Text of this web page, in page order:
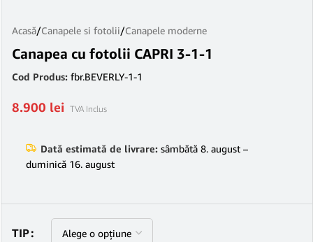
Acasă/Canapele si fotolii/Canapele moderne
Canapea cu fotolii CAPRI 3-1-1
Cod Produs: fbr.BEVERLY-1-1
8.900 lei TVA Inclus
Dată estimată de livrare: sâmbătă 8. august –
duminică 16. august
TIP